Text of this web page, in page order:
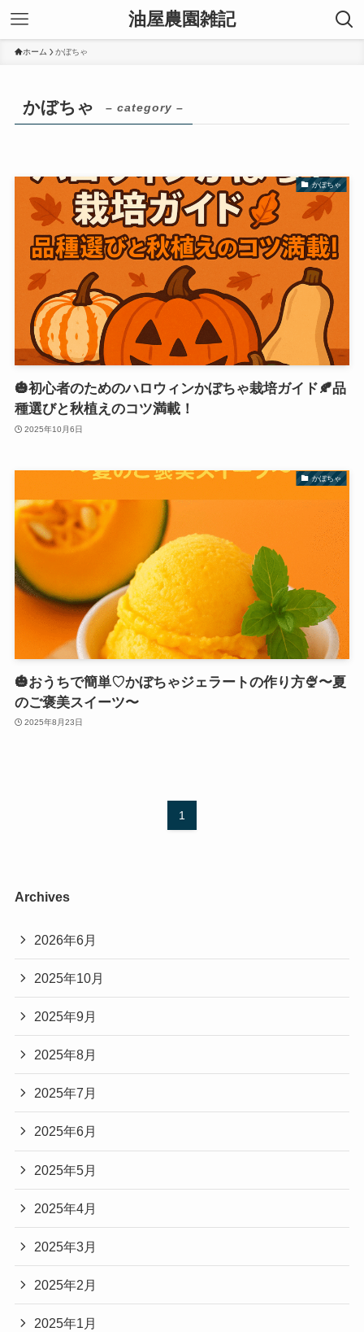
油屋農園雑記
ホーム かぼちゃ
かぼちゃ – category –
かぼちゃ
🎃初心者のためのハロウィンかぼちゃ栽培ガイド🍂品
種選びと秋植えのコツ満載！
2025年10月6日
かぼちゃ
🎃おうちで簡単♡かぼちゃジェラートの作り方🍨〜夏
のご褒美スイーツ〜
2025年8月23日
1
Archives
2026年6月
2025年10月
2025年9月
2025年8月
2025年7月
2025年6月
2025年5月
2025年4月
2025年3月
2025年2月
2025年1月